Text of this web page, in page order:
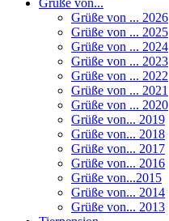
Grüße von...
Grüße von ... 2026
Grüße von ... 2025
Grüße von ... 2024
Grüße von ... 2023
Grüße von ... 2022
Grüße von ... 2021
Grüße von ... 2020
Grüße von... 2019
Grüße von... 2018
Grüße von... 2017
Grüße von... 2016
Grüße von...2015
Grüße von... 2014
Grüße von... 2013